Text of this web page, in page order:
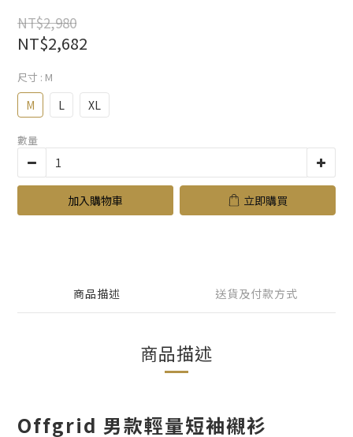
NT$2,980
NT$2,682
尺寸 : M
M L XL
數量
加入購物車 立即購買
商品描述 送貨及付款方式
商品描述
Offgrid 男款輕量短袖襯衫